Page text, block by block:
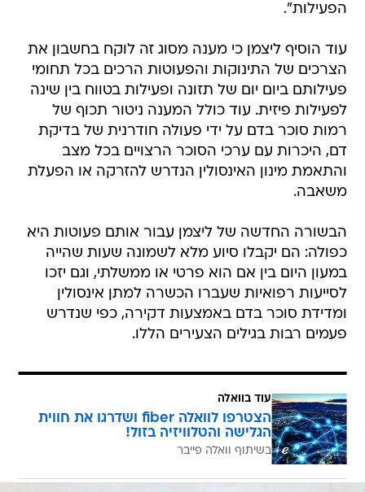
הפעילות".
עוד הוסיף ליצמן כי מענה מסוג זה לוקח בחשבון את
הצרכים של התינוקות והפעוטות הרכים בכל תחומי
פעילותם ביום יום של תזונה ופעילות בטווח בין שינה
לפעילות פיזית. עוד כולל המענה ניטור תכוף של
רמות סוכר בדם על ידי פעולה חודרנית של בדיקת
דם, היכרות עם ערכי הסוכר הרצויים בכל מצב
והתאמת מינון האינסולין הנדרש להזרקה או הפעלת
משאבה.
הבשורה החדשה של ליצמן עבור אותם פעוטות היא
כפולה: הם יקבלו סיוע מלא לשמונה שעות שהייה
במעון היום בין אם הוא פרטי או ממשלתי, וגם יזכו
לסייעות רפואיות שעברו הכשרה למתן אינסולין
ומדידת סוכר בדם באמצעות דקירה, כפי שנדרש
פעמים רבות בגילים הצעירים הללו.
עוד בוואלה
הצטרפו לוואלה fiber ושדרגו את חווית
הגלישה והטלוויזיה בזול!
בשיתוף וואלה פייבר